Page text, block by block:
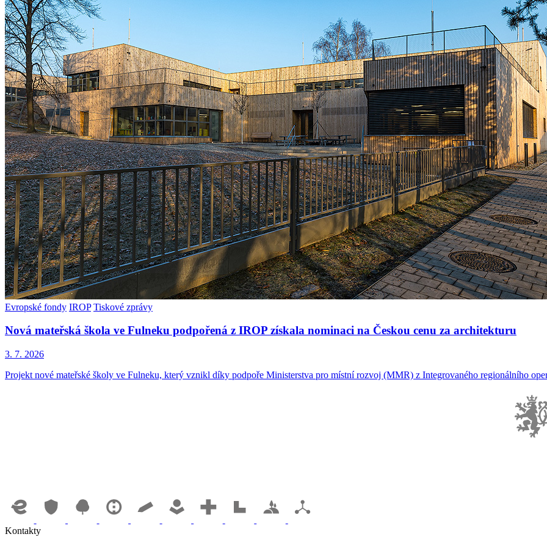
Evropské fondy IROP Tiskové zprávy
Nová mateřská škola ve Fulneku podpořená z IROP získala nominaci na Českou cenu za architekturu
3. 7. 2026
Projekt nové mateřské školy ve Fulneku, který vznikl díky podpoře Ministerstva pro místní rozvoj (MMR) z Integrovaného regionálního
Kontakty